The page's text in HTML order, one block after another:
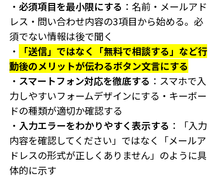
・ 必須項目を最小限にする ：名前・メールアド
レス・問い合わせ内容の3項目から始める。必
須でない情報は後で聞く
・
「送信」ではなく「無料で相談する」など行
動後のメリットが伝わるボタン文言にする
・ スマートフォン対応を徹底する ：スマホで入
力しやすいフォームデザインにする・キーボー
ドの種類が適切か確認する
・ 入力エラーをわかりやすく表示する ：「入力
内容を確認してください」ではなく「メールア
ドレスの形式が正しくありません」のように具
体的に示す